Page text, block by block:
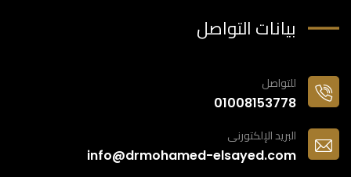
بيانات التواصل
للتواصل
01008153778
البريد الإلكتورنى
info@drmohamed-elsayed.com